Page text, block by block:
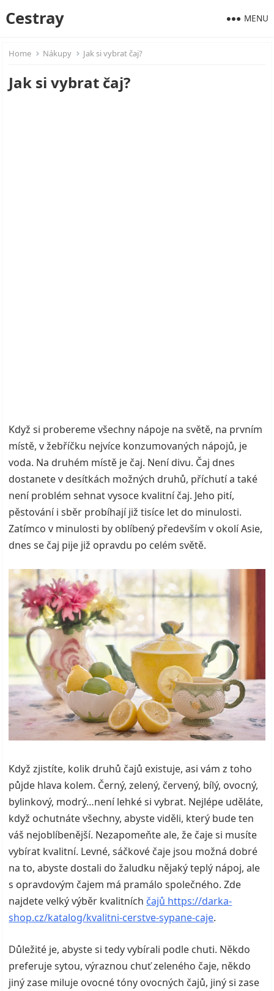
Cestray MENU
Home Nákupy Jak si vybrat čaj?
Jak si vybrat čaj?
Když si probereme všechny nápoje na světě, na prvním
místě, v žebříčku nejvíce konzumovaných nápojů, je
voda. Na druhém místě je čaj. Není divu. Čaj dnes
dostanete v desítkách možných druhů, příchutí a také
není problém sehnat vysoce kvalitní čaj. Jeho pití,
pěstování i sběr probíhají již tisíce let do minulosti.
Zatímco v minulosti by oblíbený především v okolí Asie,
dnes se čaj pije již opravdu po celém světě.
Když zjistíte, kolik druhů čajů existuje, asi vám z toho
půjde hlava kolem. Černý, zelený, červený, bílý, ovocný,
bylinkový, modrý…není lehké si vybrat. Nejlépe uděláte,
když ochutnáte všechny, abyste viděli, který bude ten
váš nejoblíbenější. Nezapomeňte ale, že čaje si musíte
vybírat kvalitní. Levné, sáčkové čaje jsou možná dobré
na to, abyste dostali do žaludku nějaký teplý nápoj, ale
s opravdovým čajem má pramálo společného. Zde
najdete velký výběr kvalitních čajů https://darka-
shop.cz/katalog/kvalitni-cerstve-sypane-caje.
Důležité je, abyste si tedy vybírali podle chuti. Někdo
preferuje sytou, výraznou chuť zeleného čaje, někdo
jiný zase miluje ovocné tóny ovocných čajů, jiný si zase